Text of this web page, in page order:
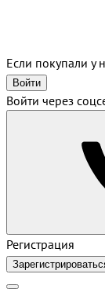
Если покупали у
Войти
Войти через
Регистрация